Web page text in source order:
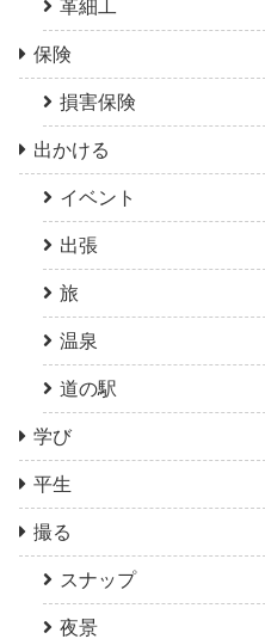
革細工
保険
損害保険
出かける
イベント
出張
旅
温泉
道の駅
学び
平生
撮る
スナップ
夜景